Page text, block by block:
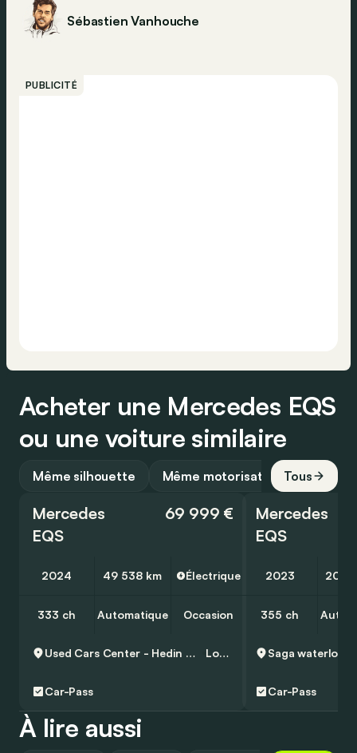
Sébastien Vanhouche
PUBLICITÉ
Acheter une Mercedes EQS
ou une voiture similaire
Même silhouette Même motorisation Tous
Mercedes
EQS
69 999 €
2024 49 538 km Électrique
333 ch Automatique Occasion
Used Cars Center - Hedin Automotive Lokeren Lokeren
Car-Pass
Mercedes
EQS
2023 20
355 ch
Saga waterloo
Car-Pass
À lire aussi